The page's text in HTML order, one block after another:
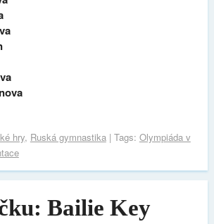
hry, Ruská gymnastika| Tags: Olympiáda v
Bailie Key